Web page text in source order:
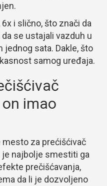
i slično, što znači da
se ustajali vazduh u
sata. Dakle, što
samog uređaja.
imao
za prećišćivač
je najbolje smestiti ga
prečišćavanja,
da li je dozvoljeno